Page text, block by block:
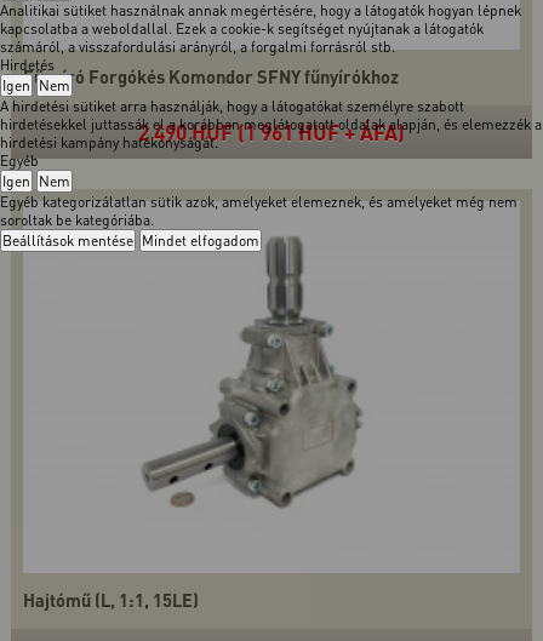
Analitikai sütiket használnak annak megértésére, hogy a látogatók hogyan lépnek
kapcsolatba a weboldallal. Ezek a cookie-k segítséget nyújtanak a látogatók
számáról, a visszafordulási arányról, a forgalmi forrásról stb.
Hirdetés
Igen Nem
A hirdetési sütiket arra használják, hogy a látogatókat személyre szabott
hirdetésekkel juttassák el a korábban meglátogatott oldalak alapján, és elemezzék a
hirdetési kampány hatékonyságát.
Egyéb
Igen Nem
Egyéb kategorizálatlan sütik azok, amelyeket elemeznek, és amelyeket még nem
soroltak be kategóriába.
Beállítások mentése Mindet elfogadom
Fűnyíró Forgókés Komondor SFNY fűnyírókhoz
2 490 HUF (1 961 HUF + ÁFA)
Hajtómű (L, 1:1, 15LE)